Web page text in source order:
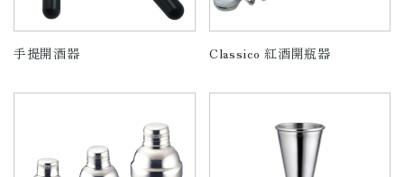
手提開酒器 Classico 紅酒開瓶器